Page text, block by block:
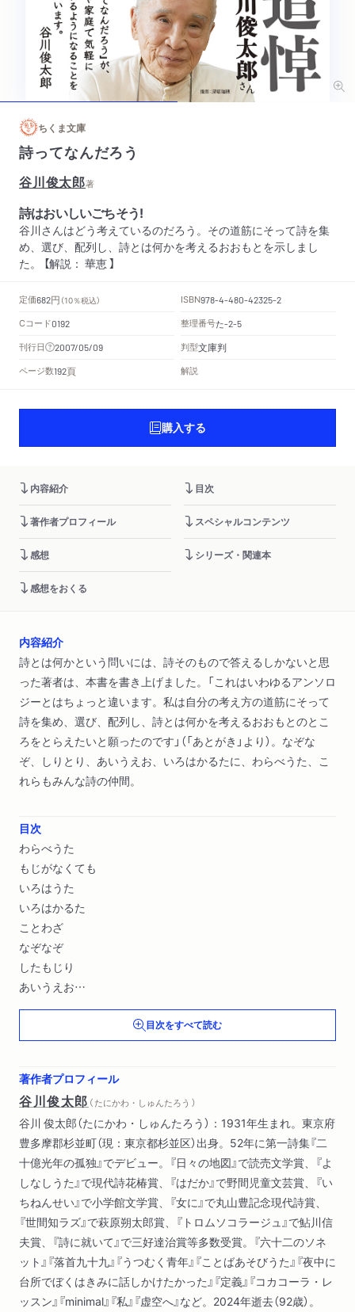
ちくま文庫
詩ってなんだろう
谷川俊太郎著
詩はおいしいごちそう!
谷川さんはどう考えているのだろう。その道筋にそって詩を集
め、選び、配列し、詩とは何かを考えるおおもとを示しまし
た。 【解説： 華恵 】
定価682円 （10％税込） ISBN978-4-480-42325-2
Cコード0192 整理番号た-2-5
刊行日 2007/05/09 判型文庫判
ページ数192頁 解説
購入する
内容紹介 目次
著作者プロフィール スペシャルコンテンツ
感想 シリーズ・関連本
感想をおくる
内容紹介
詩とは何かという問いには、詩そのもので答えるしかないと思
った著者は、本書を書き上げました。「これはいわゆるアンソロ
ジーとはちょっと違います。私は自分の考え方の道筋にそって
詩を集め、選び、配列し、詩とは何かを考えるおおもとのとこ
ろをとらえたいと願ったのです」（「あとがき」より）。なぞな
ぞ、しりとり、あいうえお、いろはかるたに、わらべうた、こ
れらもみんな詩の仲間。
目次
わらべうた
もじがなくても
いろはうた
いろはかるた
ことわざ
なぞなぞ
したもじり
あいうえお
おとまねことばの詩
しりとり
アクロスティック
はいく
たんか
さんびか
ほんやく詩
あたらしい詩
ふしがついた詩
つみあげうた
きもちの詩
いろんな詩をよんでみよう
ほうげんの詩
詩ってなんだろう
目次をすべて読む
著作者プロフィール
谷川俊太郎 （ たにかわ・しゅんたろう ）
谷川 俊太郎（たにかわ・しゅんたろう）：1931年生まれ。東京府
豊多摩郡杉並町（現：東京都杉並区）出身。52年に第一詩集『二
十億光年の孤独』でデビュー。『日々の地図』で読売文学賞、『よ
しなしうた』で現代詩花椿賞、『はだか』で野間児童文芸賞、『い
ちねんせい』で小学館文学賞、『女に』で丸山豊記念現代詩賞、
『世間知ラズ』で萩原朔太郎賞、『トロムソコラージュ』で鮎川信
夫賞、『詩に就いて』で三好達治賞等多数受賞。『六十二のソネ
ット』『落首九十九』『うつむく青年』『ことばあそびうた』『夜中に
台所でぼくはきみに話しかけたかった』『定義』『コカコーラ・レ
ッスン』『minimal』『私』『虚空へ』など。2024年逝去（92歳）。